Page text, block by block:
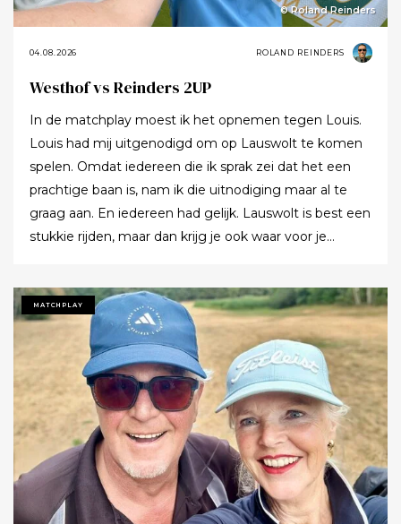
© Roland Reinders
04.08.2026 ROLAND REINDERS
Westhof vs Reinders 2UP
In de matchplay moest ik het opnemen tegen Louis.
Louis had mij uitgenodigd om op Lauswolt te komen
spelen. Omdat iedereen die ik sprak zei dat het een
prachtige baan is, nam ik die uitnodiging maar al te
graag aan. En iedereen had gelijk. Lauswolt is best een
stukkie rijden, maar dan krijg je ook waar voor je
Tot ik uiteindelijk aankondigde dat ik het nu echt niet
meer ging zeggen.
MATCHPLAY